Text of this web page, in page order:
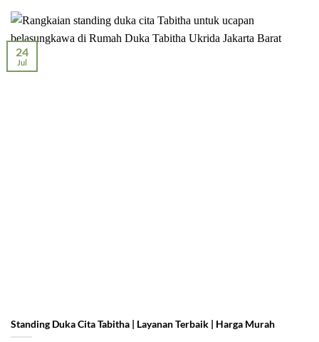
Standing Duka Cita Tabitha | Layanan Terbaik | Harga Murah
24
Jul